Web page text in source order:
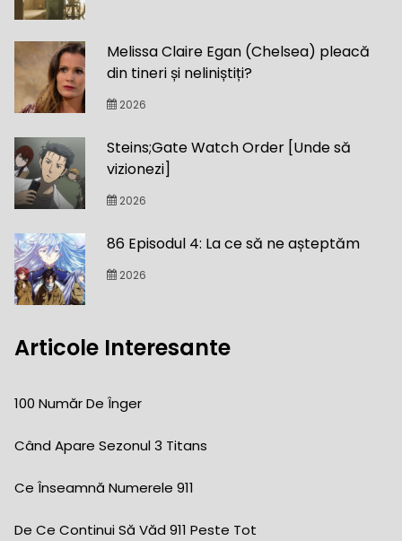
Melissa Claire Egan (Chelsea) pleacă
din tineri și neliniștiți?
2026
Steins;Gate Watch Order [Unde să
vizionezi]
2026
86 Episodul 4: La ce să ne așteptăm
2026
Articole Interesante
100 Număr De Înger
Când Apare Sezonul 3 Titans
Ce Înseamnă Numerele 911
De Ce Continui Să Văd 911 Peste Tot